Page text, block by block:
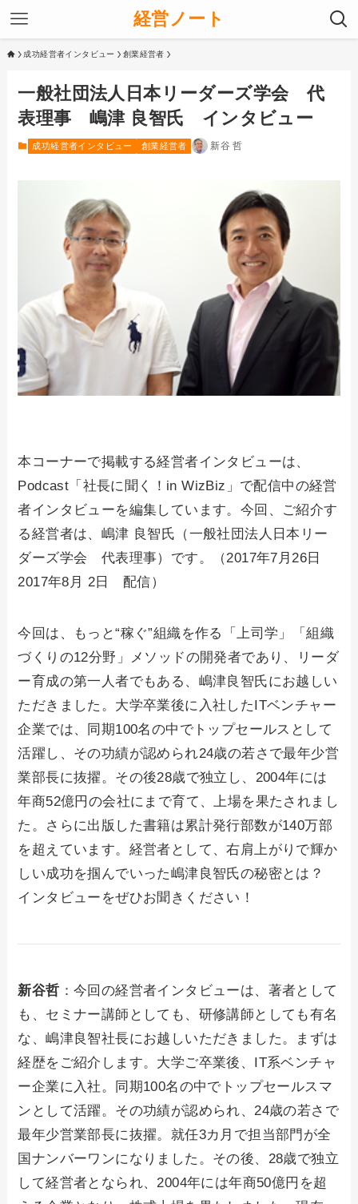
経営ノート
成功経営者インタビュー 創業経営者
一般社団法人日本リーダーズ学会 代
表理事 嶋津 良智氏 インタビュー
成功経営者インタビュー 創業経営者 新谷 哲
本コーナーで掲載する経営者インタビューは、
Podcast「社長に聞く！in WizBiz」で配信中の経営
者インタビューを編集しています。今回、ご紹介す
る経営者は、嶋津 良智氏（一般社団法人日本リー
ダーズ学会 代表理事）です。（2017年7月26日
2017年8月 2日 配信）
今回は、もっと“稼ぐ”組織を作る「上司学」「組織
づくりの12分野」メソッドの開発者であり、リーダ
ー育成の第一人者でもある、嶋津良智氏にお越しい
ただきました。大学卒業後に入社したITベンチャー
企業では、同期100名の中でトップセールスとして
活躍し、その功績が認められ24歳の若さで最年少営
業部長に抜擢。その後28歳で独立し、2004年には
年商52億円の会社にまで育て、上場を果たされまし
た。さらに出版した書籍は累計発行部数が140万部
を超えています。経営者として、右肩上がりで輝か
しい成功を掴んでいった嶋津良智氏の秘密とは？
インタビューをぜひお聞きください！
新谷哲 ：今回の経営者インタビューは、著者として
も、セミナー講師としても、研修講師としても有名
な、嶋津良智社長にお越しいただきました。まずは
経歴をご紹介します。大学ご卒業後、IT系ベンチャ
ー企業に入社。同期100名の中でトップセールスマ
ンとして活躍。その功績が認められ、24歳の若さで
最年少営業部長に抜擢。就任3カ月で担当部門が全
国ナンバーワンになりました。その後、28歳で独立
して経営者となられ、2004年には年商50億円を超